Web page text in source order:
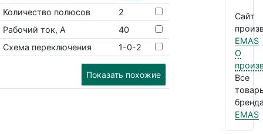
Количество полюсов
2
Рабочий ток, А
40
Схема переключения
1-0-2
Показать похожие
Сайт
EMAS
О
Все
EMAS